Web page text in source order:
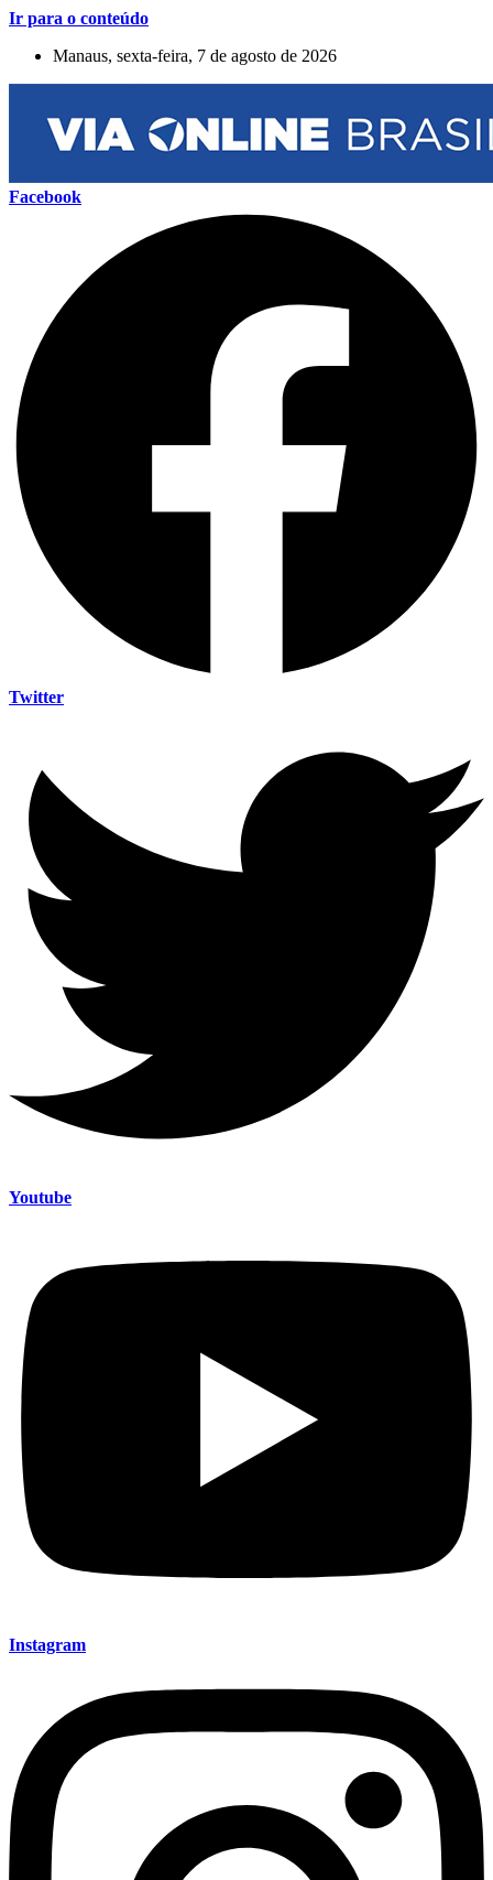
Ir para o conteúdo
Manaus, sexta-feira, 7 de agosto de 2026
Facebook
Twitter
Youtube
Instagram